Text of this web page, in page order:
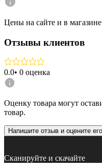
Цены на сайте и в магазине
Отзывы клиентов
0.0• 0 оценка
Оценку товара могут
товар.
Напишите отзыв и оцените
Сканируйте и скачайте